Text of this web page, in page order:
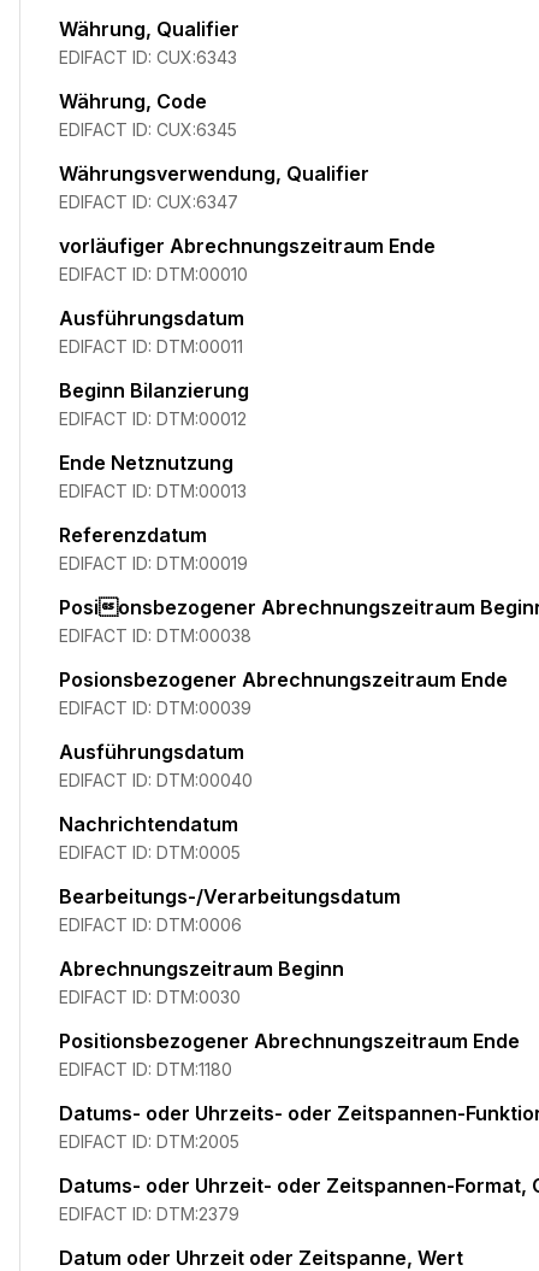
Währung, Qualifier
EDIFACT ID: CUX:6343
Währung, Code
EDIFACT ID: CUX:6345
Währungsverwendung, Qualifier
EDIFACT ID: CUX:6347
vorläufiger Abrechnungszeitraum Ende
EDIFACT ID: DTM:00010
Ausführungsdatum
EDIFACT ID: DTM:00011
Beginn Bilanzierung
EDIFACT ID: DTM:00012
Ende Netznutzung
EDIFACT ID: DTM:00013
Referenzdatum
EDIFACT ID: DTM:00019
Posionsbezogener Abrechnungszeitraum
EDIFACT ID: DTM:00038
Posi­onsbezogener Abrechnungszeitraum Ende
EDIFACT ID: DTM:00039
Ausführungsdatum
EDIFACT ID: DTM:00040
Nachrichtendatum
EDIFACT ID: DTM:0005
Bearbeitungs-/Verarbeitungsdatum
EDIFACT ID: DTM:0006
Abrechnungszeitraum Beginn
EDIFACT ID: DTM:0030
Positionsbezogener Abrechnungszeitraum Ende
EDIFACT ID: DTM:1180
Datums- oder Uhrzeits- oder Zeitspannen-
EDIFACT ID: DTM:2005
Datums- oder Uhrzeit- oder Zeitspannen-Format,
EDIFACT ID: DTM:2379
Datum oder Uhrzeit oder Zeitspanne, Wert